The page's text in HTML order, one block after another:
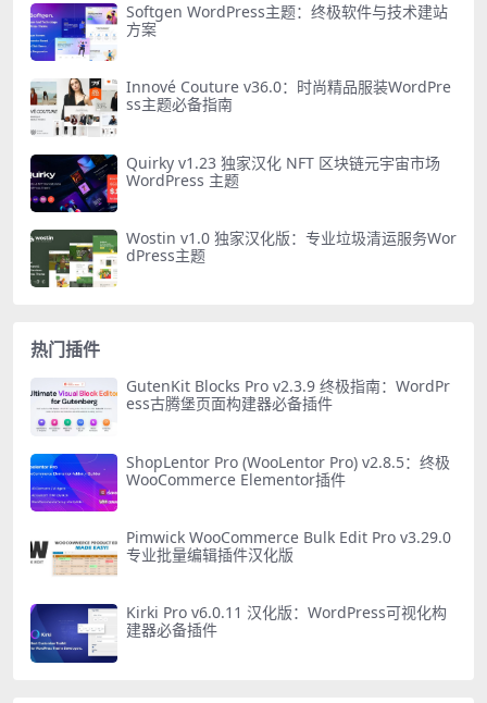
Softgen WordPress主题：终极软件与技术建站
方案
Innové Couture v36.0：时尚精品服装WordPre
ss主题必备指南
Quirky v1.23 独家汉化 NFT 区块链元宇宙市场
WordPress 主题
Wostin v1.0 独家汉化版：专业垃圾清运服务Wor
dPress主题
热门插件
GutenKit Blocks Pro v2.3.9 终极指南：WordPr
ess古腾堡页面构建器必备插件
ShopLentor Pro (WooLentor Pro) v2.8.5：终极
WooCommerce Elementor插件
Pimwick WooCommerce Bulk Edit Pro v3.29.0
专业批量编辑插件汉化版
Kirki Pro v6.0.11 汉化版：WordPress可视化构
建器必备插件